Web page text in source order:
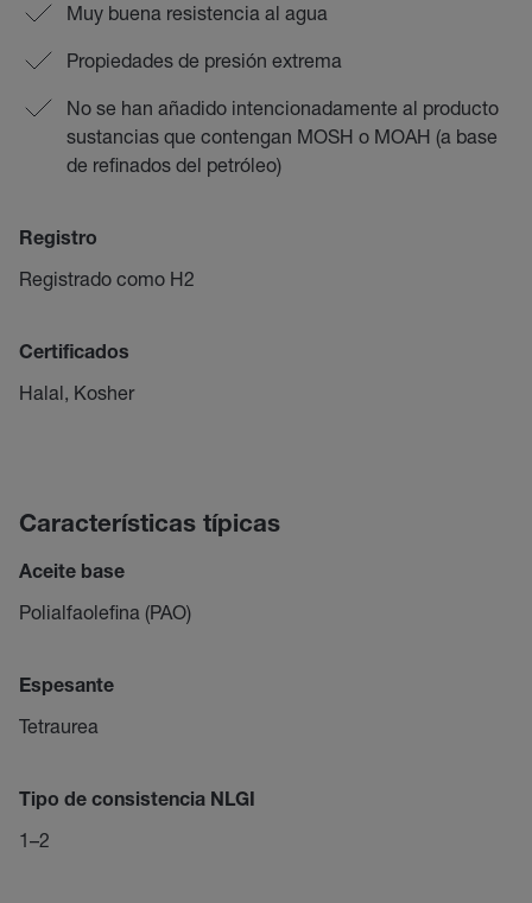
Muy buena resistencia al agua
Propiedades de presión extrema
No se han añadido intencionadamente al producto
sustancias que contengan MOSH o MOAH (a base
de refinados del petróleo)
Registro
Registrado como H2
Certificados
Halal, Kosher
Características típicas
Aceite base
Polialfaolefina (PAO)
Espesante
Tetraurea
Tipo de consistencia NLGI
1–2